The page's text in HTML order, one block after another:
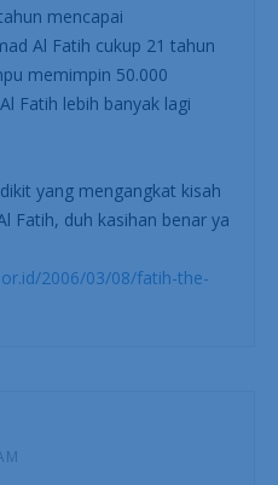
mencapai
Al Fatih cukup 21 tahun
memimpin 50.000
Fatih lebih banyak lagi
yang mengangkat kisah
Fatih, duh kasihan benar ya
2006/03/08/fatih-the-